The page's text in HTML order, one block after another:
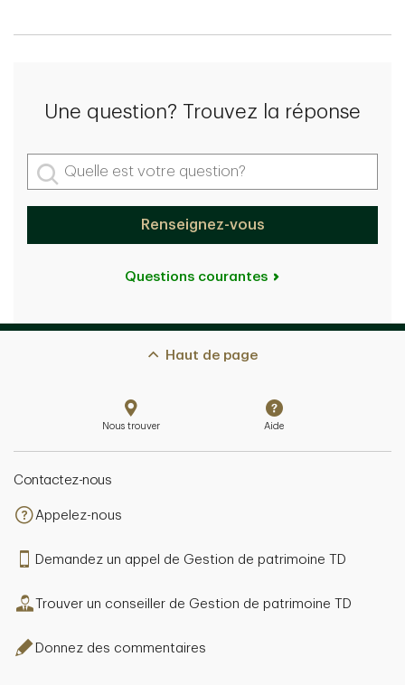
Une question? Trouvez la réponse
Quelle est votre question?
Renseignez-vous
Questions courantes
Haut de page
Nous trouver Aide
Contactez-nous
Appelez-nous
Demandez un appel de Gestion de patrimoine TD
Trouver un conseiller de Gestion de patrimoine TD
Donnez des commentaires